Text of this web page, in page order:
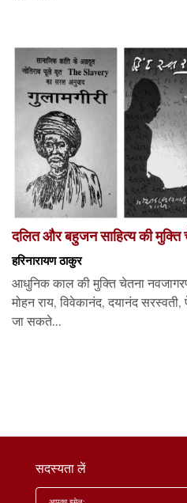
दलित और बहुजन साहित्य की मुक्ति
हरिनारायण ठाकुर
आधुनिक काल की मुक्ति चेतना
मोहन राय, विवेकानंद, दयानंद
जा सकते...
सदस्यता लें